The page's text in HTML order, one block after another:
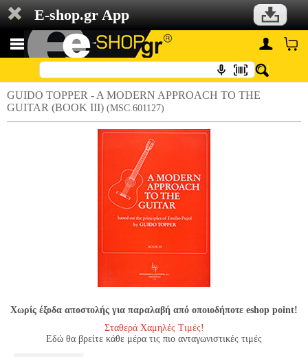
E-shop.gr App
GUIDO TOPPER - A MODERN APPROACH TO THE
GUITAR (BOOK III) (MSC.601127)
Χωρίς έξοδα αποστολής για παραλαβή από οποιοδήποτε eshop point!
Σταθερά Χαμηλές Τιμές!
Εδώ θα βρείτε κάθε μέρα τις πιο ανταγωνιστικές τιμές